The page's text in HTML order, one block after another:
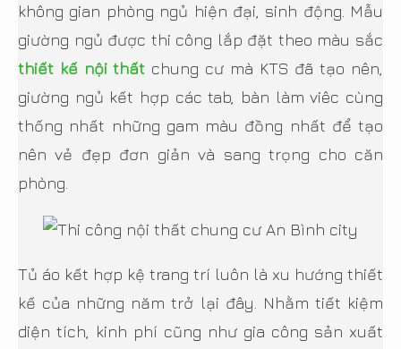
không gian phòng ngủ hiện đại, sinh động. Mẫu
giường ngủ được thi công lắp đặt theo màu sắc
thiết kế nội thất chung cư mà KTS đã tạo nên,
giường ngủ kết hợp các tab, bàn làm viêc cùng
thống nhất những gam màu đồng nhất để tạo
nên vẻ đẹp đơn giản và sang trọng cho căn
phòng.
Tủ áo kết hợp kệ trang trí luôn là xu hướng thiết
kế của những năm trở lại đây. Nhằm tiết kiệm
diện tích, kinh phí cũng như gia công sản xuất